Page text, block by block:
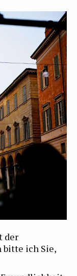
der
bitte ich Sie,